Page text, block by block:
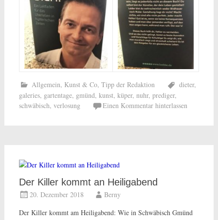
Allgemein, Kunst & Co, Tipp der Redaktion dieter,
galeries, gartentage, gmünd, kunst, küper, nuhr, prediger,
schwäbisch, verlosung Einen Kommentar hinterlassen
Der Killer kommt an Heiligabend
20. Dezember 2018
Berny
Der Killer kommt am Heiligabend: Wie in Schwäbisch Gmünd